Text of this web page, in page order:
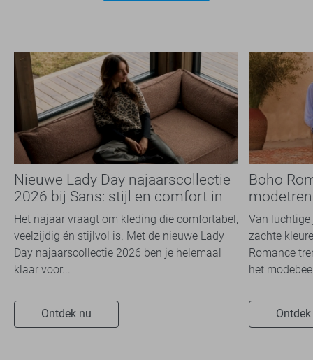
Nieuwe Lady Day najaarscollectie
2026 bij Sans: stijl en comfort in
travelkwaliteit
Het najaar vraagt om kleding die comfortabel,
veelzijdig én stijlvol is. Met de nieuwe Lady
Day najaarscollectie 2026 ben je helemaal
klaar voor...
Ontdek nu
Boho
overal
Van luchtige
zachte
Romance
het